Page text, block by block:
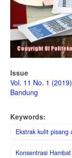
Issue
Vol. 11 No. 1
Bandung
Keywords:
Ekstrak kulit pisang
Konsentrasi